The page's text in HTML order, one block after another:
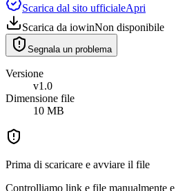
Scarica dal sito ufficialeApri
Scarica da iowinNon disponibile
Segnala un problema
Versione
v1.0
Dimensione file
10 MB
Prima di scaricare e avviare il file
Controlliamo link e file manualmente